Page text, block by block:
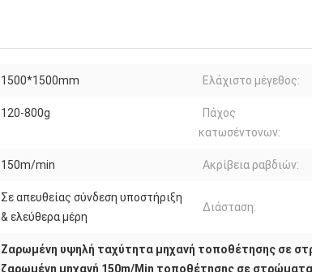
1500*1500mm Ελάχιστο μέγεθος:
120-800g
Πάχος
κατωσέντονων:
150m/min Ακρίβεια ραβδιών:
Σε απευθείας σύνδεση υποστήριξη
& ελεύθερα μέρη
Διάσταση:
Ζαρωμένη υψηλή ταχύτητα μηχανή τοποθέτησης σε
ζαρωμένη μηχανή 150m/Min τοποθέτησης σε στρώματα